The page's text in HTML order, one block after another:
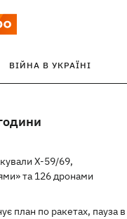
ВІЙНА В УКРАЇНІ
Х-59/69,
та 126 дронами
план по ракетах, пауза в